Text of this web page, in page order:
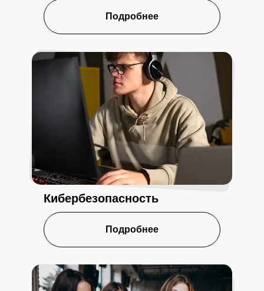
Подробнее
Подробнее
Кибербезопасность